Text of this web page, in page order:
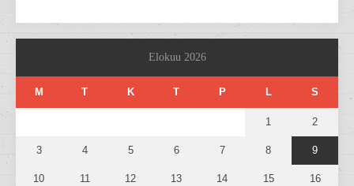
Elokuu 2026
M T K T P L S
1 2
3 4 5 6 7 8 9
10 11 12 13 14 15 16